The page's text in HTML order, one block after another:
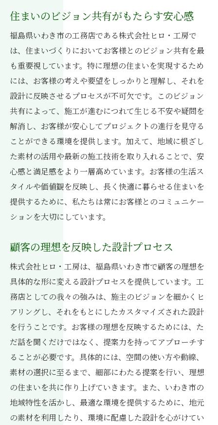
いわき市特有の気候を考慮した設計
ビジョン共有が可能にする自由度の高い設
計
地域素材を活用した環境に優しい住まい
住む人のライフスタイルに合わせた設計
地域社会とつながる住環境の創出
工務店のビジョン共有が変える建築の未来
未来の住まいを形作るビジョン共有
最新技術を活用した未来型建築
環境問題を考慮した持続可能なビジョン
多様なニーズに応える建築のあり方
次世代に残すための建築の役割
住む人の理想を形にする工務店のビジョン共有
術
理想の住まいを実現するためのステップ
顧客の声を反映するデザイン戦略
予算に合わせた理想の住まいづくり
施工中におけるビジョン共有の維持
ビジョンの変化に柔軟に対応する方法
心地よい住まいを創るためのポイント
ビジョン共有で叶える店舗設計の可能性
店舗コンセプトを顧客と共有する重要性
住まいのビジョン共有がもたらす安心感
福島県いわき市の工務店である株式会社ヒロ・工房で
は、住まいづくりにおいてお客様とのビジョン共有を最
も重要視しています。特に理想の住まいを実現するため
には、お客様の考えや要望をしっかりと理解し、それを
設計に反映させるプロセスが不可欠です。このビジョン
共有によって、施工が進むにつれて生じる不安や疑問を
解消し、お客様が安心してプロジェクトの進行を見守る
ことができる環境を提供します。加えて、地域に根ざし
た素材の活用や最新の施工技術を取り入れることで、安
心感と満足感をより一層高めています。お客様の生活ス
タイルや価値観を反映し、長く快適に暮らせる住まいを
提供するために、私たちは常にお客様とのコミュニケー
ションを大切にしています。
顧客の理想を反映した設計プロセス
株式会社ヒロ・工房は、福島県いわき市で顧客の理想を
具体的な形に変える設計プロセスを提供しています。工
務店としての我々の強みは、施主のビジョンを細かくヒ
アリングし、それをもとにしたカスタマイズされた設計
を行うことです。お客様の理想を反映するためには、た
だ話を聞くだけではなく、提案力を持ってアプローチす
ることが必要です。具体的には、空間の使い方や動線、
素材の選択に至るまで、細部にわたる提案を行い、理想
の住まいを共に作り上げていきます。また、いわき市の
地域特性を活かし、最適な環境を提供するために、地元
の素材を利用したり、環境に配慮した設計を心がけてい